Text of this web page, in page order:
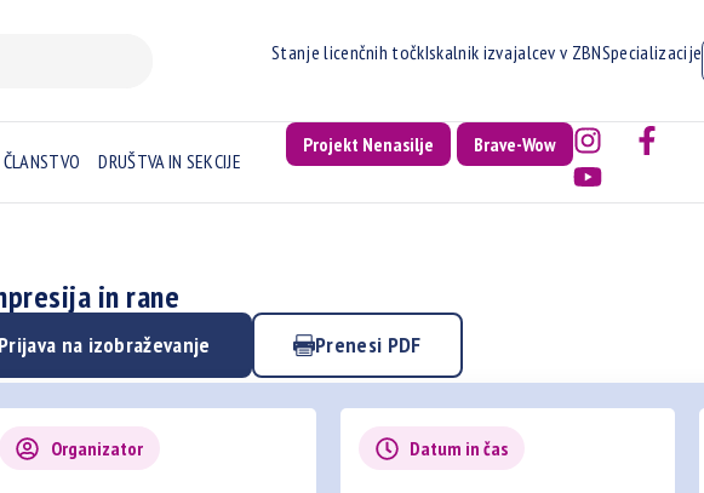
Stanje licenčnih točkIskalnik izvajalcev v ZBNSpecializacije
ČLANSTVO DRUŠTVA IN SEKCIJE
Projekt Nenasilje Brave-Wow
in rane
na izobraževanje Prenesi PDF
Organizator Datum in čas